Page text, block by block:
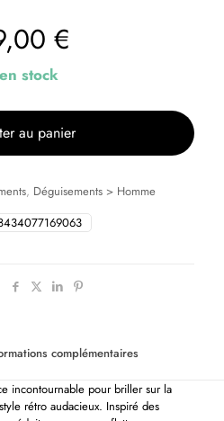
€
stock
au panier
, Déguisements > Homme
complémentaires
incontournable pour briller sur la
rétro audacieux. Inspiré des